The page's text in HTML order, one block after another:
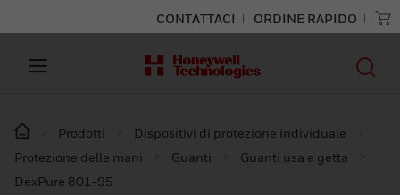
CONTATTACI ORDINE RAPIDO
Prodotti
Dispositivi di protezione individuale
Protezione delle mani
Guanti
Guanti usa e getta
DexPure 801-95